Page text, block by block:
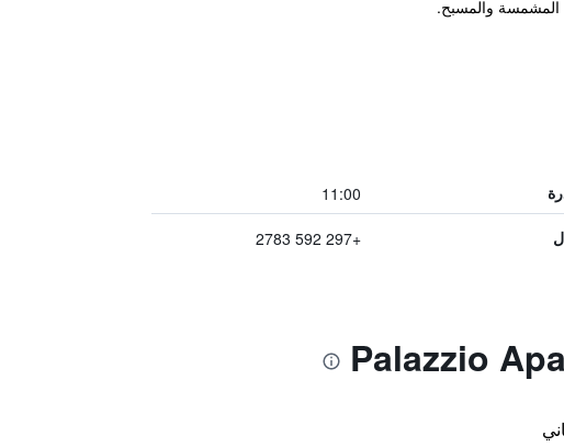
المشمسة والمسبح.
11:00
+297 592 2783